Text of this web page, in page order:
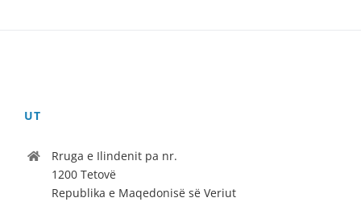
UT
Rruga e Ilindenit pa nr.
1200 Tetovë
Republika e Maqedonisë së Veriut